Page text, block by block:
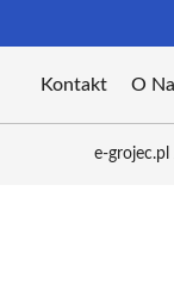
Kontakt O
e-